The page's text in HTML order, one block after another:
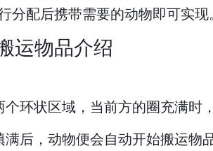
分配后携带需要的动物即可实现。
运物品介绍
环状区域，当前方的圈充满时
后，动物便会自动开始搬运物品